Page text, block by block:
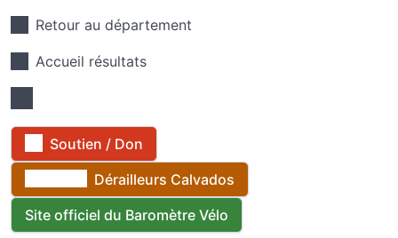
Retour au département
Accueil résultats
Soutien / Don
Dérailleurs Calvados
Site officiel du Baromètre Vélo